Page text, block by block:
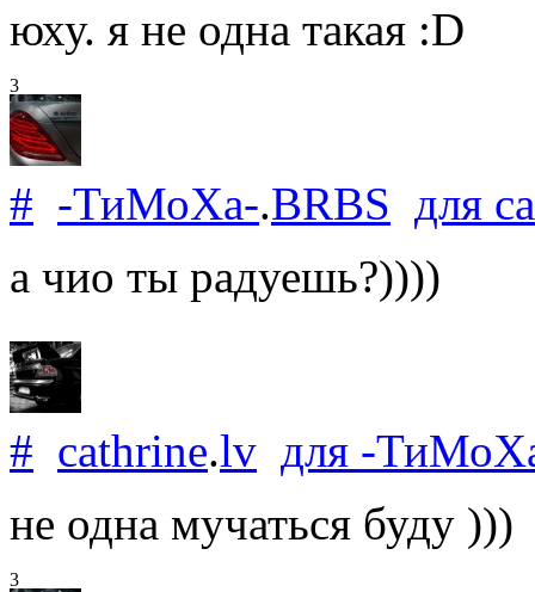
юху. я не одна такая :D
3
# -ТиМоХа-.BRBS для
а чио ты радуешь?))))
# cathrine.lv для -
не одна мучаться буду )))
3